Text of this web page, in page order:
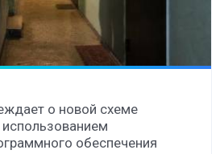
о новой схеме
обеспечения